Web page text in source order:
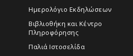
Ημερολόγιο Εκδηλώσεων
Βιβλιοθήκη και Κέντρο
Πληροφόρησης
Παλιά Ιστοσελίδα